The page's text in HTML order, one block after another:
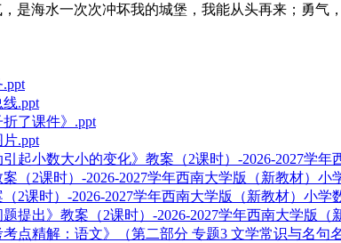
是海水一次次冲坏我的城堡，我能从头再来；勇气
.ppt
了课件》.ppt
.ppt
引起小数大小的变化》教案（2课时）-2026-2027学
案（2课时）-2026-2027学年西南大学版（新教材）小
（2课时）-2026-2027学年西南大学版（新教材）小学
题提出》教案（2课时）-2026-2027学年西南大学版
考点精解：语文》（第二部分 专题3 文学常识与名句